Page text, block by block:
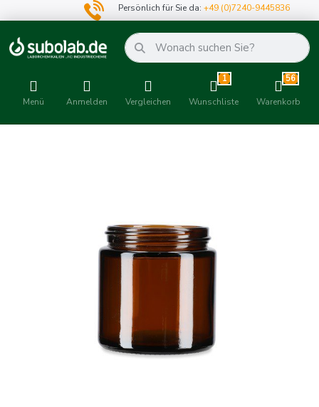
Persönlich für Sie da:+49 (0)7240-9445836
Menü Anmelden Vergleichen
1
Wunschliste
56
Warenkorb